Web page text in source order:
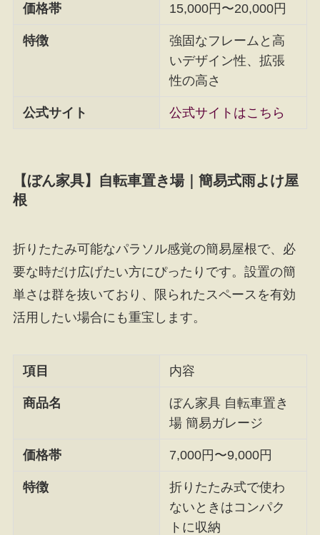
価格帯 15,000円〜20,000円
特徴
強固なフレームと高
いデザイン性、拡張
性の高さ
公式サイト 公式サイトはこちら
【ぼん家具】自転車置き場｜簡易式雨よけ屋
根
折りたたみ可能なパラソル感覚の簡易屋根で、必
要な時だけ広げたい方にぴったりです。設置の簡
単さは群を抜いており、限られたスペースを有効
活用したい場合にも重宝します。
項目 内容
商品名
ぼん家具 自転車置き
場 簡易ガレージ
価格帯 7,000円〜9,000円
特徴
折りたたみ式で使わ
ないときはコンパク
トに収納